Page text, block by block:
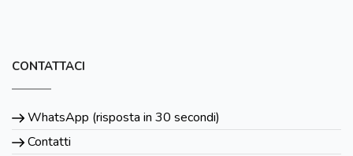
CONTATTACI
WhatsApp (risposta in 30 secondi)
Contatti